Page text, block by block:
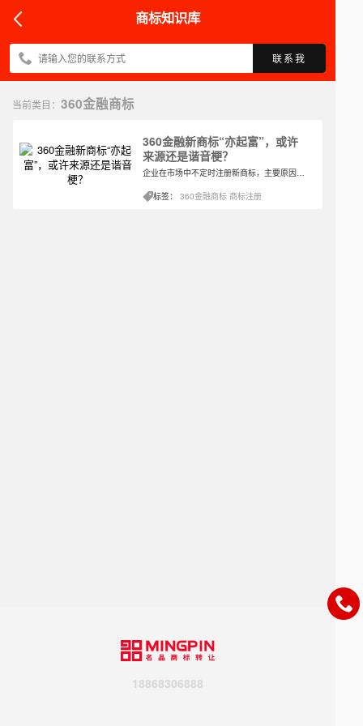
商标知识库
联系我
当前类目： 360金融商标
360金融新商标“亦起富”，或许
来源还是谐音梗？
企业在市场中不定时注册新商标，主要原因还是在于新业务的发展，很多时候市场的变化是企业无法把握的，所以及时注册新商标也能对后续事物有一个应对。但是新商标的注册风险还是依然存在，甚至只会大不会小，注册时间的问题就成了关键的因素之一。
标签：360金融商标 商标注册
18868306888